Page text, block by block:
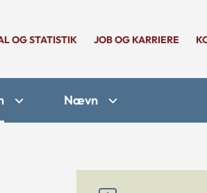
OG STATISTIK JOB OG KARRIERE
Nævn